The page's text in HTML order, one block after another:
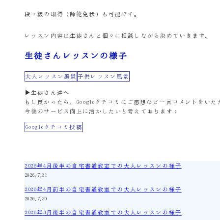
段・級の取得（師範免状）も可能です。
レッスン内容は生徒さんと個々に相談しながら決めていきます。
生徒さんレッスンの様子
大人レッスン風景 子供レッスン風景
▶生徒さん達へ
もし良かったら、Googleクチコミにご感想など一言コメントをいた
今後のサービス向上に活かしたいと考えております：
Googleクチコミ投稿
2026年4月後半の自宅書道教室での大人レッスンの様子
2026.7.31
2026年4月前半の自宅書道教室での大人レッスンの様子
2026.7.30
2026年3月後半の自宅書道教室での大人レッスンの様子